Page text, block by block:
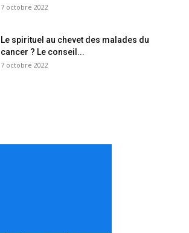
7 octobre 2022
Le spirituel au chevet des malades du
cancer ? Le conseil...
7 octobre 2022